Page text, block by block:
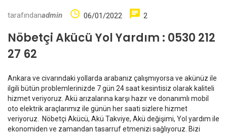
tarafındanadmin 06/01/2022 2
Nöbetçi Akücü Yol Yardım : 0530 212
27 62
Ankara ve civarındaki yollarda arabanız çalışmıyorsa ve akünüz ile
ilgili bütün problemlerinizde 7 gün 24 saat kesintisiz olarak kaliteli
hizmet veriyoruz. Akü arızalarına karşı hazır ve donanımlı mobil
oto elektrik araçlarımız ile günün her saati sizlere hizmet
veriyoruz. Nöbetçi Akücü, Akü Takviye, Akü değişimi, Yol yardım ile
ekonomiden ve zamandan tasarruf etmenizi sağlıyoruz. Bizi